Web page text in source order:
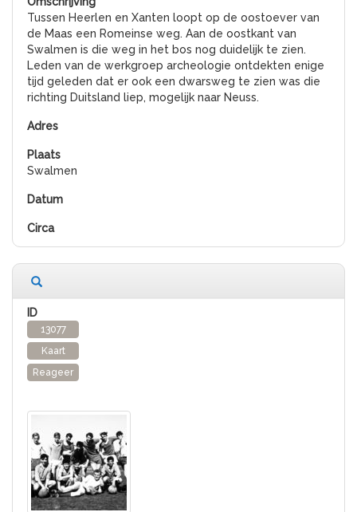
Tussen Heerlen en Xanten loopt op de oostoever van
de Maas een Romeinse weg. Aan de oostkant van
Swalmen is die weg in het bos nog duidelijk te zien.
Leden van de werkgroep archeologie ontdekten enige
tijd geleden dat er ook een dwarsweg te zien was die
richting Duitsland liep, mogelijk naar Neuss.
Swalmen
13077
Kaart
Reageer